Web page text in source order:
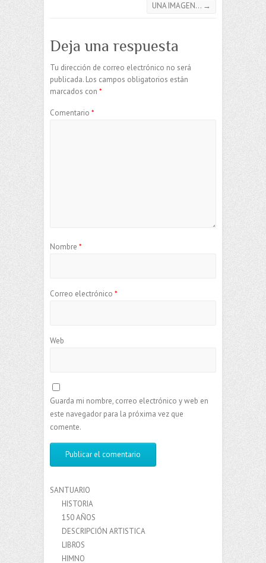
UNA IMAGEN… →
Deja una respuesta
Tu dirección de correo electrónico no será
publicada. Los campos obligatorios están
marcados con *
Comentario *
Nombre *
Correo electrónico *
Web
Guarda mi nombre, correo electrónico y web en
este navegador para la próxima vez que
comente.
SANTUARIO
HISTORIA
150 AÑOS
DESCRIPCIÓN ARTISTICA
LIBROS
HIMNO